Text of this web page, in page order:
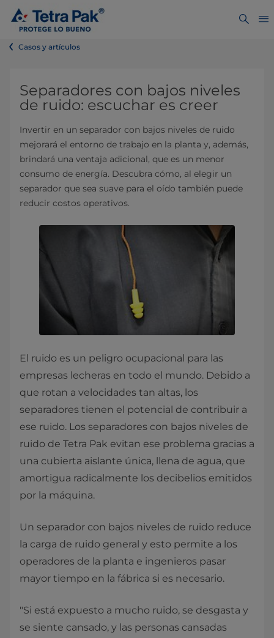
Casos y artículos
Separadores con bajos niveles
de ruido: escuchar es creer
Invertir en un separador con bajos niveles de ruido
mejorará el entorno de trabajo en la planta y, además,
brindará una ventaja adicional, que es un menor
consumo de energía. Descubra cómo, al elegir un
separador que sea suave para el oído también puede
reducir costos operativos.
El ruido es un peligro ocupacional para las
empresas lecheras en todo el mundo. Debido a
que rotan a velocidades tan altas, los
separadores tienen el potencial de contribuir a
ese ruido. Los separadores con bajos niveles de
ruido de Tetra Pak evitan ese problema gracias a
una cubierta aislante única, llena de agua, que
amortigua radicalmente los decibelios emitidos
por la máquina.
Un separador con bajos niveles de ruido reduce
la carga de ruido general y esto permite a los
operadores de la planta e ingenieros pasar
mayor tiempo en la fábrica si es necesario.
"Si está expuesto a mucho ruido, se desgasta y
se siente cansado, y las personas cansadas